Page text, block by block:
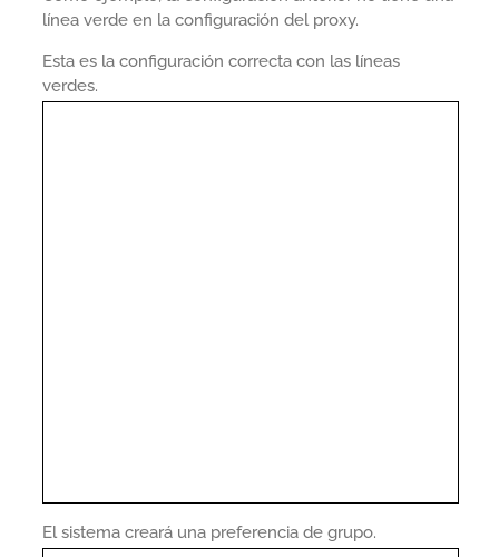
línea verde en la configuración del proxy.
Esta es la configuración correcta con las líneas
verdes.
El sistema creará una preferencia de grupo.